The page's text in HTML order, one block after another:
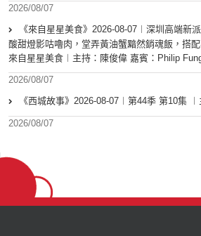
2026/08/07
《來自星星美食》2026-08-07︱深圳高端新
酸甜燈影咕嚕肉，堂弄黃油蟹黯然銷魂飯，搭配
來自星星美食︱主持：陳俊偉 嘉賓：Philip
2026/08/07
《西城故事》2026-08-07︱第44季 第10集
2026/08/07